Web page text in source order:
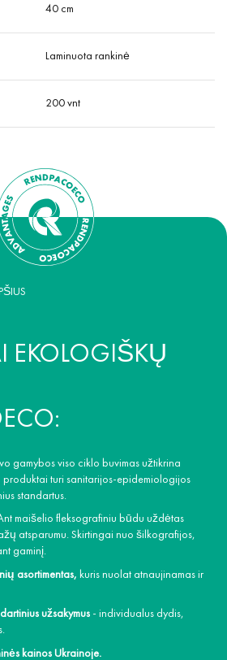
40 cm
Laminuota rankinė
200 vnt
EKOLOGIŠKŲ
gamybos viso ciklo buvimas užtikrina
turi sanitarijos-epidemiologijos
standartus.
maišelio fleksografiniu būdu uždėtas
atsparumu. Skirtingai nuo šilkografijos,
gaminį.
asortimentas, kuris nuolat atnaujinamas ir
užsakymus- individualus dydis,
kainos Ukrainoje.